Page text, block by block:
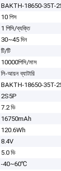
BAKTH-18650-35T-
10 পিস
1 পিসি/ব্যক্তি
30~45 দিন
টি/টি
10000পিসি/মাস
লি-আয়ন ব্যাটারি
BAKTH-18650-35T-
2S5P
7.2 ভি
16750mAh
120.6Wh
8.4V
5.0 ভি
-40~60℃